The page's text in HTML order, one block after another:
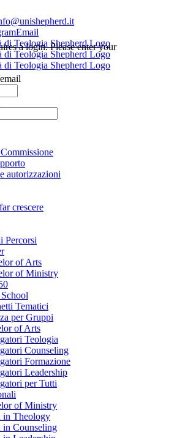
Email
autorizzazioni
crescere
Percorsi
of Arts
of Ministry
Tematici
per Gruppi
of Arts
Teologia
Counseling
Formazione
Leadership
per Tutti
of Ministry
Theology
Counseling
a login. Please enter your